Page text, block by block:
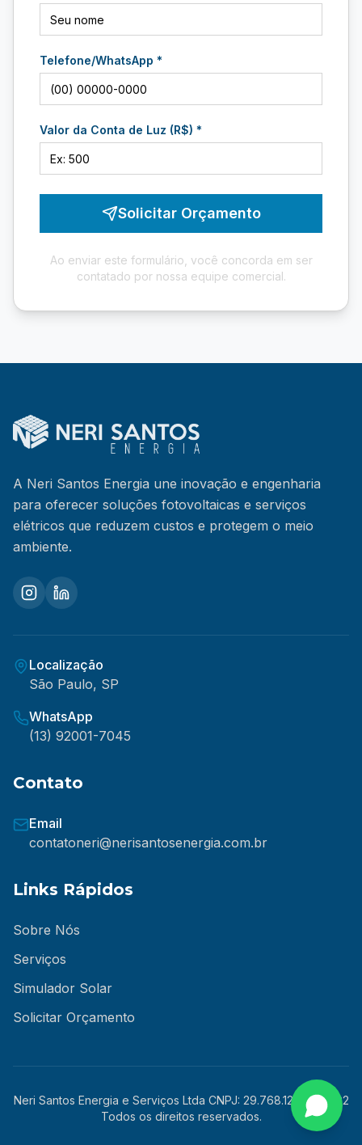
Telefone/WhatsApp *
Valor da Conta de Luz (R$) *
Solicitar Orçamento
Ao enviar este formulário, você concorda em ser
contatado por nossa equipe comercial.
A Neri Santos Energia une inovação e engenharia
para oferecer soluções fotovoltaicas e serviços
elétricos que reduzem custos e protegem o meio
ambiente.
Localização
São Paulo, SP
WhatsApp
(13) 92001-7045
Contato
Email
contatoneri@nerisantosenergia.com.br
Links Rápidos
Sobre Nós
Serviços
Simulador Solar
Solicitar Orçamento
Neri Santos Energia e Serviços Ltda CNPJ: 29.768.126/0001-92
Todos os direitos reservados.